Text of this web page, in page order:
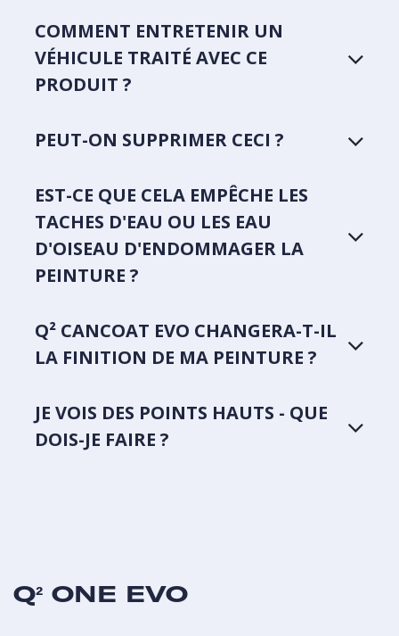
COMMENT ENTRETENIR UN
VÉHICULE TRAITÉ AVEC CE
PRODUIT ?
PEUT-ON SUPPRIMER CECI ?
EST-CE QUE CELA EMPÊCHE LES
TACHES D'EAU OU LES EAU
D'OISEAU D'ENDOMMAGER LA
PEINTURE ?
Q² CANCOAT EVO CHANGERA-T-IL
LA FINITION DE MA PEINTURE ?
JE VOIS DES POINTS HAUTS - QUE
DOIS-JE FAIRE ?
Q² ONE EVO